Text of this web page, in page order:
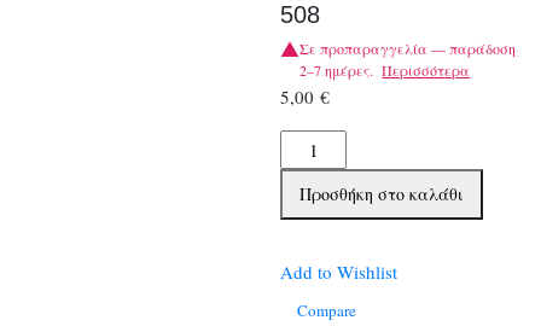
508
Σε προπαραγγελία — παράδοση
2–7 ημέρες. Περισσότερα
5,00€
TALENS
ΧΡΩΜΑΤΑ
ΛΑΔΙΟΥ
PRUSSIAN
BLUE
Προσθήκη στο καλάθι
Add to Wishlist
Compare